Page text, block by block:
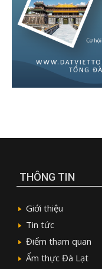
THÔNG TIN
Giới thiệu
Tin tức
Điểm tham quan
Ẩm thực Đà Lạt